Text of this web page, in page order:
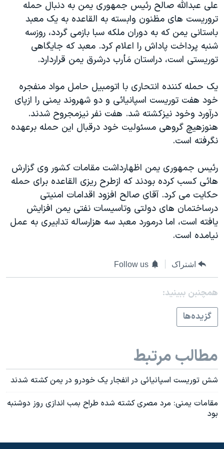
فرهنگ و زندگی
حقوق شهروندی
اقتصادی
علم و فناوری
اسرائیل در جنگ
گالری عکس
آرشیو پخش زنده
مستندها
انتخابات ریاست جمهوری آمریکا ۲۰۲۴
حمله جمهوری اسلامی به اسرائیل
رمز مهسا
ورزش زنان در ایران
اعتراضات زن، زندگی، آزادی
مجموعه مستندهای دادخواهی
تریبونال مردمی آبان ۹۸
چهل سال گروگان‌گیری
قانون شفافیت دارائی کادر رهبری ایران
اعتراضات مردمی آبان ۹۸
اسرائیل در جنگ
همایش محافظه‌کاران آمریکا «سی‌پک»
صفحه‌های ویژه
سفر پرزیدنت ترامپ به چین
دنبال کنید
علی عبدالله صالح رئيس جمهوری يمن به دنبال حمله
تروريست های مظنون وابسته به القاعده به يک معبد
باستانی يمن که به دوران ملکه سبا بازمی گردد، روزسه
شنبه پرداخت پاداش را اعلام کرد. معبد که جايگاهی
توريستی است، دراستان مَأرب درشرق يمن قراردارد.
يک حمله کننده انتحاری با اتومبيل حامل مواد منفجره
خود هفت توريست اسپانيائی و دو شهروند يمنی را ازپای
درآورد وخود نيزکشته شد. هفت نفر نيزمجروح شدند.
هنوزهيچ گروهی مسئوليت خود درقبال اين حمله برعهده
نگرفته است.
رئيس جمهوری يمن اظهارداشت مقامات کشور وی گزارش
هائی کسب کرده بودند که ازطرح ريزی القاعده برای حمله
حکايت می کرد. آقای صالح افزود اقدامات امنيتی
درساختمان های دولتی وتاسيسات نفتی يمن افزايش
يافته است، اما درمورد معبد سه هزارساله تدابيری به عمل
نيامده است.
اشتراک Follow us
همچنبن ببینید:
گزيده‌ها
مطالب مرتبط
شش توريست اسپانيائی در انفجار يک خودرو در يمن کشته شدند
مقامات يمنی: مرد مصری کشته شده طراح بمب اندازی روز دوشنبه
بود